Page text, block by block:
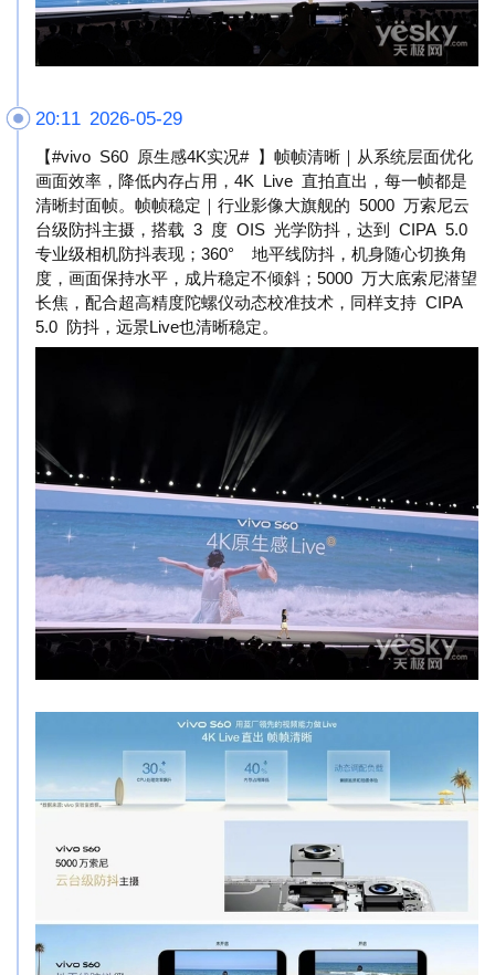
20:11 2026-05-29
【#vivo S60 原生感4K实况# 】帧帧清晰｜从系统层面优化
画面效率，降低内存占用，4K Live 直拍直出，每一帧都是
清晰封面帧。帧帧稳定｜行业影像大旗舰的 5000 万索尼云
台级防抖主摄，搭载 3 度 OIS 光学防抖，达到 CIPA 5.0
专业级相机防抖表现；360° 地平线防抖，机身随心切换角
度，画面保持水平，成片稳定不倾斜；5000 万大底索尼潜望
长焦，配合超高精度陀螺仪动态校准技术，同样支持 CIPA
5.0 防抖，远景Live也清晰稳定。